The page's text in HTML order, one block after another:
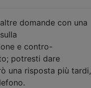
domande con una
e contro-
potresti dare
una risposta più tardi,